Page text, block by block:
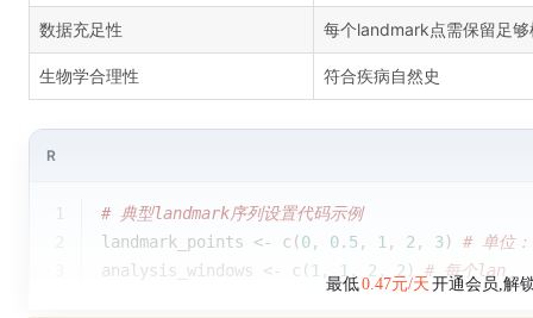
数据充足性 每个landmark点需保留足够
生物学合理性 符合疾病自然史
R
1
# 典型landmark序列设置代码示例
landmark_points <- c (0, 0.5 , 1 , 2 , 3 ) # 单位
analysis_windows <- c ( 1 , 1 , 2 , 2 ) # 每个lan
最低0.47元/天 开通会员,解